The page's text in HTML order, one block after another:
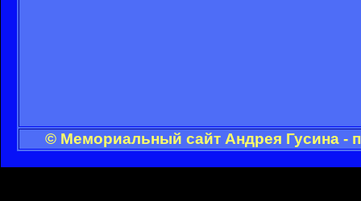
© Мемориальный сайт Андрея Гусина -